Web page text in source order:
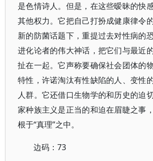
是色情诗人。但是，在这些暧昧的快
其他权力。它把自己打扮成健康律令
新的防菌话题下，重提过去对性病的
进化论者的伟大神话，把它们与最近
扯在一起。它声称要确保社会团体的
特性，许诺淘汰有性缺陷的人、变性
人群。它还借口生物学的和历史的迫
家种族主义是正当的和迫在眉睫之事
根于“真理”之中。
边码：73